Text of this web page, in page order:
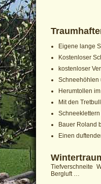
Eigene lange
Kostenloser
kostenloser
Schneehöhlen
Herumtollen
Mit den
Bauer Roland
Einen
Tiefverschneite
Bergluft …